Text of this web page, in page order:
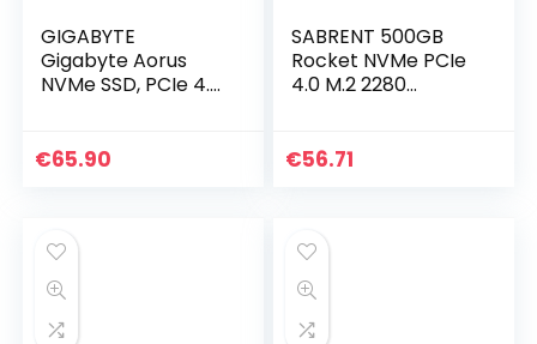
GIGABYTE
Gigabyte Aorus
NVMe SSD, PCIe 4.0
€65.90
SABRENT 500GB
Rocket NVMe PCIe
4.0 M.2 2280
Maximale
€56.71